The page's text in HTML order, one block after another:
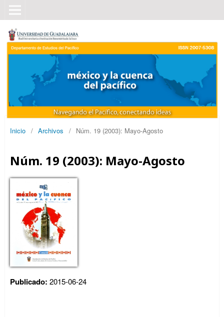
Inicio / Archivos / Núm. 19 (2003): Mayo-Agosto
Núm. 19 (2003): Mayo-Agosto
Publicado: 2015-06-24